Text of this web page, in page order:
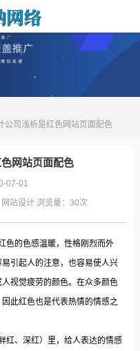
公司浅析是红色网站页面配色
网站页面配色
07-01
网站设计 浏览量： 30次
色的色感温暖，性格刚烈而外
引起人的注意，也容易使人兴
视觉疲劳的颜色。在众多颜色
此红色也是代表热情的情感之
红、深红）里，给人表达的情感